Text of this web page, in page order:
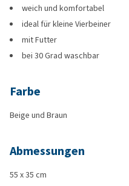
weich und komfortabel
ideal für kleine Vierbeiner
mit Futter
bei 30 Grad waschbar
Farbe
Beige und Braun
Abmessungen
55 x 35 cm